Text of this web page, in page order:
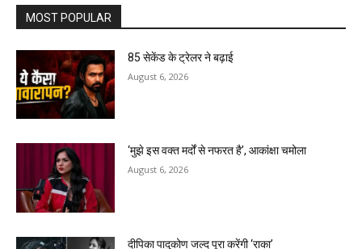
MOST POPULAR
85 सेकेंड के ट्रेलर ने बढ़ाई
August 6, 2026
‘मुझे इस वक्त मर्दों से नफरत है’, आकांक्षा चमोला
August 6, 2026
दीपिका पादुकोण जल्द पूरा करेंगी ‘राका’